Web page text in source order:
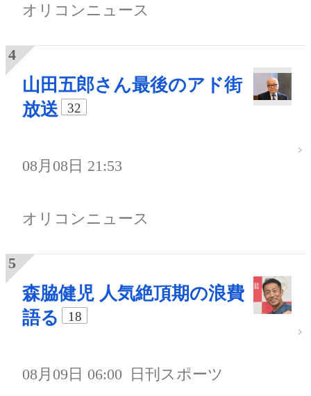
オリコンニュース
山田五郎さん最後のアド街
放送
32
08月08日 21:53
オリコンニュース
森脇健児 人気絶頂期の浪費
語る
18
08月09日 06:00 日刊スポーツ